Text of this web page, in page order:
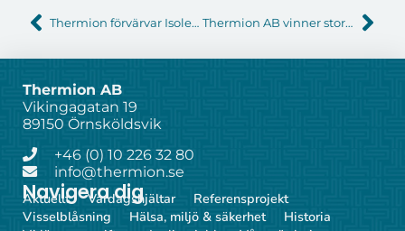
Thermion förvärvar Isolersystem Thermion AB vinner stort kontrakt gällande isolering och ställning åt Andritz Oy
Thermion AB
Vikingagatan 19
89150 Örnsköldsvik
+46 (0) 10 226 32 80
info@thermion.se
Navigera dig
Aktuellt Vardagshjältar
Referensprojekt
Visselblåsning
Hälsa, miljö & säkerhet
Historia